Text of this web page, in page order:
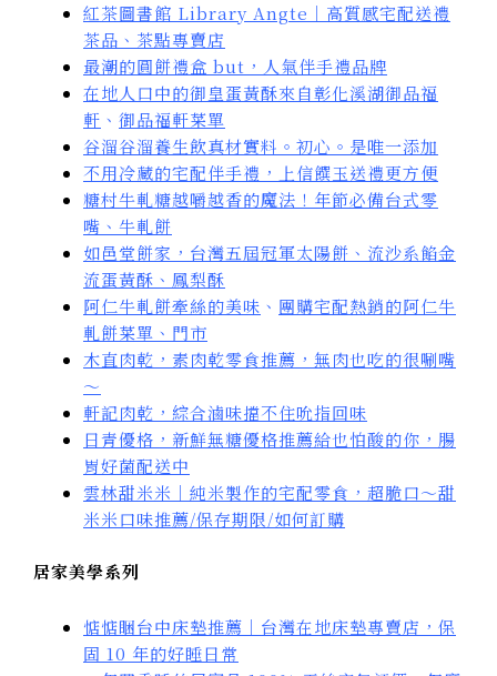
紅茶圖書館 Library Angte｜高質感宅配送禮
茶品、茶點專賣店
最潮的圓餅禮盒 but，人氣伴手禮品牌
在地人口中的御皇蛋黃酥來自彰化溪湖御品福
軒 、 御品福軒菜單
谷溜谷溜養生飲真材實料。初心。是唯一添加
不用冷藏的宅配伴手禮，上信饌玉送禮更方便
糖村牛軋糖越嚼越香的魔法！年節必備台式零
嘴、牛軋餅
如邑堂餅家，台灣五屆冠軍太陽餅、流沙系餡金
流蛋黃酥、鳳梨酥
阿仁牛軋餅牽絲的美味 、 團購宅配熱銷的阿仁牛
軋餅菜單、門市
木直肉乾，素肉乾零食推薦，無肉也吃的很唰嘴
～
軒記肉乾，綜合滷味擋不住吮指回味
日青優格，新鮮無糖優格推薦給也怕酸的你，腸
胃好菌配送中
雲林甜米米｜純米製作的宅配零食，超脆口～甜
米米口味推薦/保存期限/如何訂購
居家美學系列
惦惦睏台中床墊推薦｜台灣在地床墊專賣店，保
固 10 年的好睡日常